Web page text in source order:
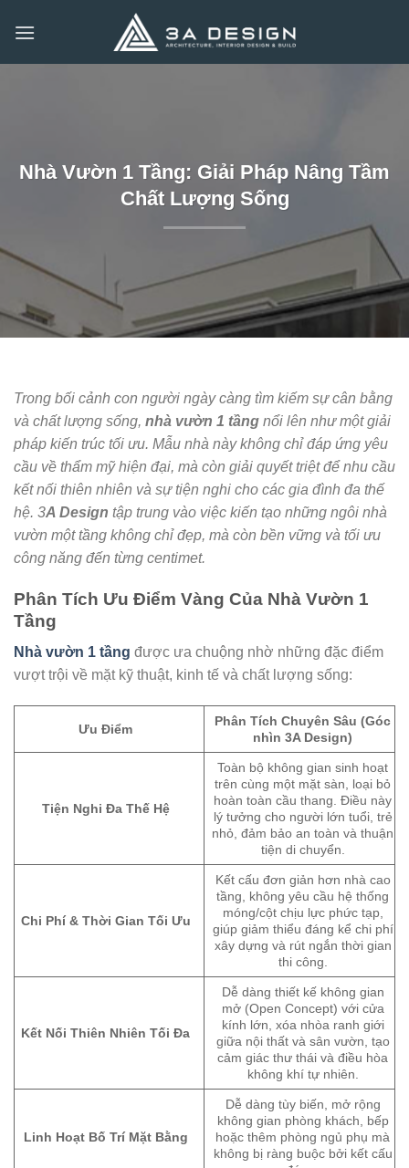
qua
Nhà Vườn 1 Tầng: Giải Pháp Nâng Tầm
Chất Lượng Sống
Trong bối cảnh con người ngày càng tìm kiếm sự cân bằng
và chất lượng sống, nhà vườn 1 tầng nổi lên như một giải
pháp kiến trúc tối ưu. Mẫu nhà này không chỉ đáp ứng yêu
cầu về thẩm mỹ hiện đại, mà còn giải quyết triệt để nhu cầu
kết nối thiên nhiên và sự tiện nghi cho các gia đình đa thế
hệ. 3A Design tập trung vào việc kiến tạo những ngôi nhà
vườn một tầng không chỉ đẹp, mà còn bền vững và tối ưu
công năng đến từng centimet.
Phân Tích Ưu Điểm Vàng Của Nhà Vườn 1
Tầng
Nhà vườn 1 tầng được ưa chuộng nhờ những đặc điểm
vượt trội về mặt kỹ thuật, kinh tế và chất lượng sống:
Ưu Điểm
Phân Tích Chuyên Sâu (Góc
nhìn 3A Design)
Tiện Nghi Đa Thế Hệ
Toàn bộ không gian sinh hoạt
trên cùng một mặt sàn, loại bỏ
hoàn toàn cầu thang. Điều này
lý tưởng cho người lớn tuổi, trẻ
nhỏ, đảm bảo an toàn và thuận
tiện di chuyển.
Chi Phí & Thời Gian Tối Ưu
Kết cấu đơn giản hơn nhà cao
tầng, không yêu cầu hệ thống
móng/cột chịu lực phức tạp,
giúp giảm thiểu đáng kể chi phí
xây dựng và rút ngắn thời gian
thi công.
Kết Nối Thiên Nhiên Tối Đa
Dễ dàng thiết kế không gian
mở (Open Concept) với cửa
kính lớn, xóa nhòa ranh giới
giữa nội thất và sân vườn, tạo
cảm giác thư thái và điều hòa
không khí tự nhiên.
Linh Hoạt Bố Trí Mặt Bằng
Dễ dàng tùy biến, mở rộng
không gian phòng khách, bếp
hoặc thêm phòng ngủ phụ mà
không bị ràng buộc bởi kết cấu